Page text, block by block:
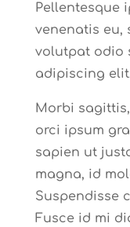
Pellentesque
venenatis eu,
volutpat odio
adipiscing
Morbi
orci ipsum
sapien ut
magna, id
Suspendisse
Fusce id mi